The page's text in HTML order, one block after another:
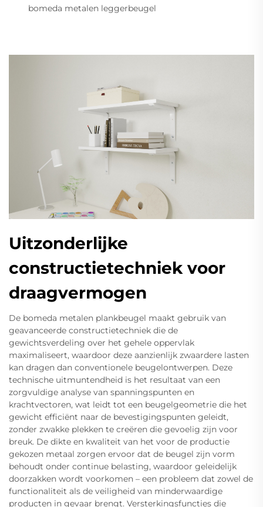
bomeda metalen leggerbeugel
Uitzonderlijke
constructietechniek voor
draagvermogen
De bomeda metalen plankbeugel maakt gebruik van
geavanceerde constructietechniek die de
gewichtsverdeling over het gehele oppervlak
maximaliseert, waardoor deze aanzienlijk zwaardere lasten
kan dragen dan conventionele beugelontwerpen. Deze
technische uitmuntendheid is het resultaat van een
zorgvuldige analyse van spanningspunten en
krachtvectoren, wat leidt tot een beugelgeometrie die het
gewicht efficiënt naar de bevestigingspunten geleidt,
zonder zwakke plekken te creëren die gevoelig zijn voor
breuk. De dikte en kwaliteit van het voor de productie
gekozen metaal zorgen ervoor dat de beugel zijn vorm
behoudt onder continue belasting, waardoor geleidelijk
doorzakken wordt voorkomen – een probleem dat zowel de
functionaliteit als de veiligheid van minderwaardige
producten in gevaar brengt. Versterkingsfuncties die